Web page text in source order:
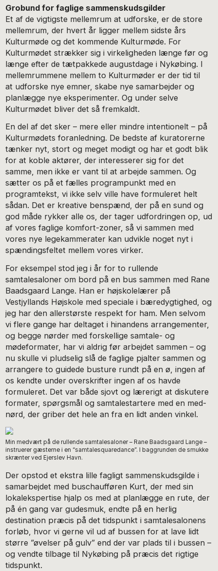
Grobund for faglige sammenskudsgilder
Et af de vigtigste mellemrum at udforske, er de store
mellemrum, der hvert år ligger mellem sidste års
Kulturmøde og det kommende Kulturmøde. For
Kulturmødet strækker sig i virkeligheden længe før og
længe efter de tætpakkede augustdage i Nykøbing. I
mellemrummene mellem to Kulturmøder er der tid til
at udforske nye emner, skabe nye samarbejder og
planlægge nye eksperimenter. Og under selve
Kulturmødet bliver det så fremkaldt.
En del af det sker – mere eller mindre intentionelt – på
Kulturmødets foranledning. De bedste af kuratorerne
tænker nyt, stort og meget modigt og har et godt blik
for at koble aktører, der interesserer sig for det
samme, men ikke er vant til at arbejde sammen. Og
sætter os på et fælles programpunkt med en
programtekst, vi ikke selv ville have formuleret helt
sådan. Det er kreative benspænd, der på en sund og
god måde rykker alle os, der tager udfordringen op, ud
af vores faglige komfort-zoner, så vi sammen med
vores nye legekammerater kan udvikle noget nyt i
spændingsfeltet mellem vores virker.
For eksempel stod jeg i år for to rullende
samtalesaloner om bord på en bus sammen med Rane
Baadsgaard Lange. Han er højskolelærer på
Vestjyllands Højskole med speciale i bæredygtighed, og
jeg har den allerstørste respekt for ham. Men selvom
vi flere gange har deltaget i hinandens arrangementer,
og begge nørder med forskellige samtale- og
mødeformater, har vi aldrig før arbejdet sammen – og
nu skulle vi pludselig slå de faglige pjalter sammen og
arrangere to guidede busture rundt på en ø, ingen af
os kendte under overskrifter ingen af os havde
formuleret. Det var både sjovt og lærerigt at diskutere
formater, spørgsmål og samtalestartere med en med-
nørd, der griber det hele an fra en lidt anden vinkel.
Min medvært på de rullende samtalesaloner – Rane Baadsgaard Lange –
instruerer gæsterne i en “samtalesquaredance”. I baggrunden de smukke
skrænter ved Ejerslev Havn.
Der opstod et ekstra lille fagligt sammenskudsgilde i
samarbejdet med buschaufføren Kurt, der med sin
lokalekspertise hjalp os med at planlægge en rute, der
på én gang var gudesmuk, endte på en herlig
destination præcis på det tidspunkt i samtalesalonens
forløb, hvor vi gerne vil ud af bussen for at lave lidt
større ”øvelser på gulv” end der var plads til i bussen –
og vendte tilbage til Nykøbing på præcis det rigtige
tidspunkt.